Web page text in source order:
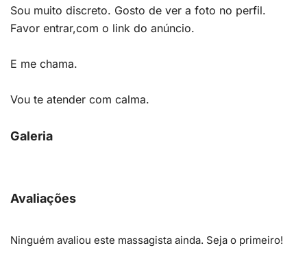
Sou muito discreto. Gosto de ver a foto no perfil.
Favor entrar,com o link do anúncio.
E me chama.
Vou te atender com calma.
Galeria
Avaliações
Ninguém avaliou este massagista ainda. Seja o primeiro!